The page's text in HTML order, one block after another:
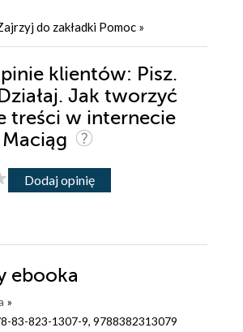
do zakładki Pomoc »
klientów: Pisz.
Jak tworzyć
treści w internecie
Dodaj opinię
ebooka
»
83-823-1307-9, 9788382313079